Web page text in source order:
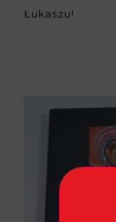
Łukaszu!